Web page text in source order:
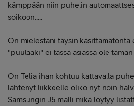
kämppään niin puhelin
soikoon.....
On mielestäni täysin käsittämätöntä
"puulaaki" ei tässä asiassa ole
On Telia ihan kohtuu kattavalla
lähtenyt liikkeelle oliko nyt noin
Samsungin J5 malli mikä löytyy